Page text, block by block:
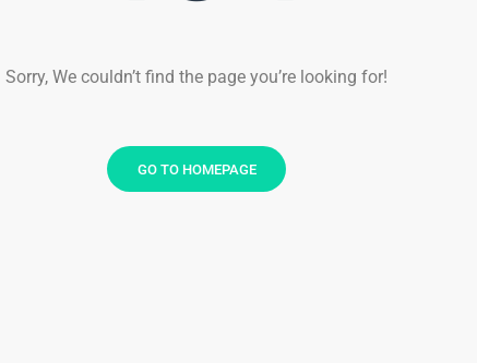
Sorry, We couldn’t find the page you’re looking for!
GO TO HOMEPAGE